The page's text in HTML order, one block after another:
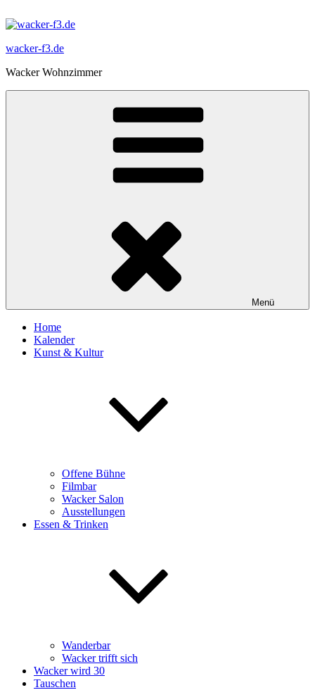
Inhalt
wacker-f3.de
Wacker Wohnzimmer
Menü
Home
Kalender
Kunst & Kultur
Offene Bühne
Filmbar
Wacker Salon
Ausstellungen
Essen & Trinken
Wanderbar
Wacker trifft sich
Wacker wird 30
Tauschen